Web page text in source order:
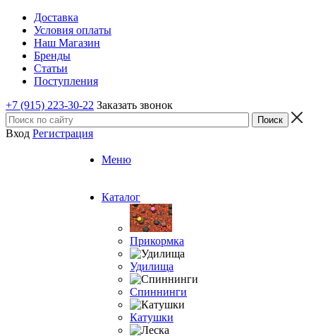
Доставка
Условия оплаты
Наш Магазин
Бренды
Статьи
Поступления
+7 (915) 223-30-22 Заказать звонок
Вход Регистрация
Меню
Каталог
Прикормка
Удилища
Спиннинги
Катушки